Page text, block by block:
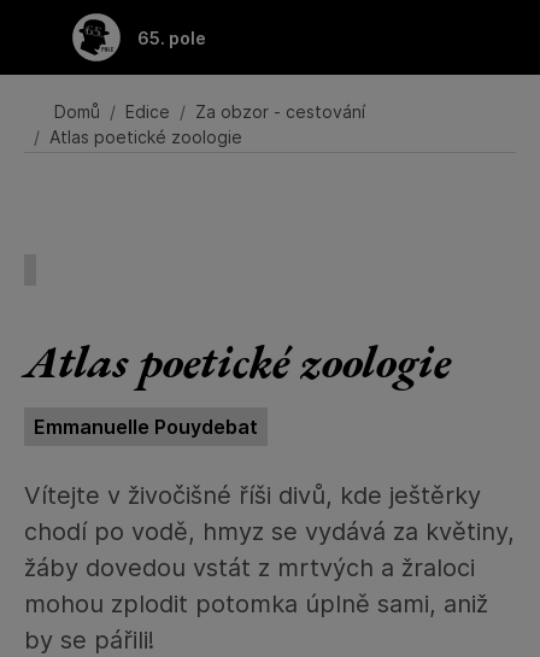
Přeskočit na hlavní obsah
65. pole
Domů Edice
Za obzor - cestování
Atlas poetické zoologie
Atlas poetické zoologie
Emmanuelle Pouydebat
Vítejte v živočišné říši divů, kde ještěrky
chodí po vodě, hmyz se vydává za květiny,
žáby dovedou vstát z mrtvých a žraloci
mohou zplodit potomka úplně sami, aniž
by se pářili!